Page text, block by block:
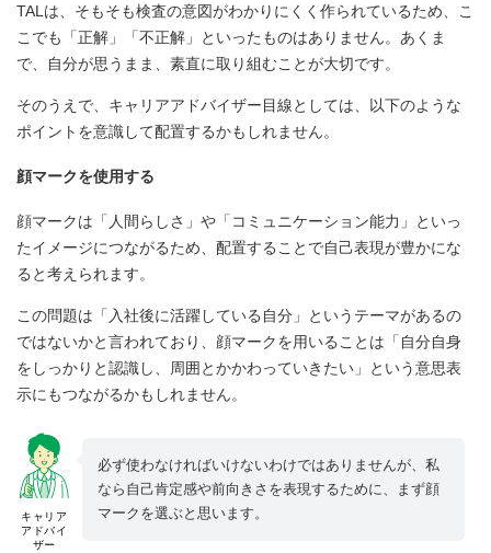
TALは、そもそも検査の意図がわかりにくく作られているため、こ
こでも「正解」「不正解」といったものはありません。あくま
で、自分が思うまま、素直に取り組むことが大切です。
そのうえで、キャリアアドバイザー目線としては、以下のような
ポイントを意識して配置するかもしれません。
顔マークを使用する
顔マークは「人間らしさ」や「コミュニケーション能力」といっ
たイメージにつながるため、配置することで自己表現が豊かにな
ると考えられます。
この問題は「入社後に活躍している自分」というテーマがあるの
ではないかと言われており、顔マークを用いることは「自分自身
をしっかりと認識し、周囲とかかわっていきたい」という意思表
示にもつながるかもしれません。
キャリア
アドバイ
ザー
必ず使わなければいけないわけではありませんが、私
なら自己肯定感や前向きさを表現するために、まず顔
マークを選ぶと思います。